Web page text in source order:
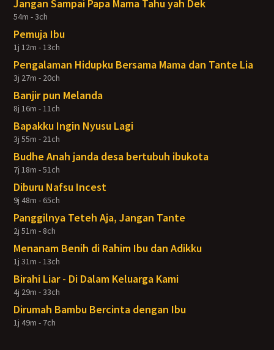
Jangan Sampai Papa Mama Tahu yah Dek
54m - 3ch
Pemuja Ibu
1j 12m - 13ch
Pengalaman Hidupku Bersama Mama dan Tante Lia
3j 27m - 20ch
Banjir pun Melanda
8j 16m - 11ch
Bapakku Ingin Nyusu Lagi
3j 55m - 21ch
Budhe Anah janda desa bertubuh ibukota
7j 18m - 51ch
Diburu Nafsu Incest
9j 48m - 65ch
Panggilnya Teteh Aja, Jangan Tante
2j 51m - 8ch
Menanam Benih di Rahim Ibu dan Adikku
1j 31m - 13ch
Birahi Liar - Di Dalam Keluarga Kami
4j 29m - 33ch
Dirumah Bambu Bercinta dengan Ibu
1j 49m - 7ch